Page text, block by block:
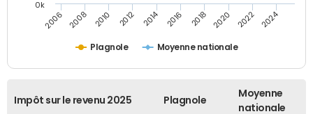
Plagnole Moyenne nationale
2006 2008 2010 2012 2014 2016 2018 2020 2022 2024
0k
Impôt sur le revenu 2025 Plagnole
Moyenne
nationale